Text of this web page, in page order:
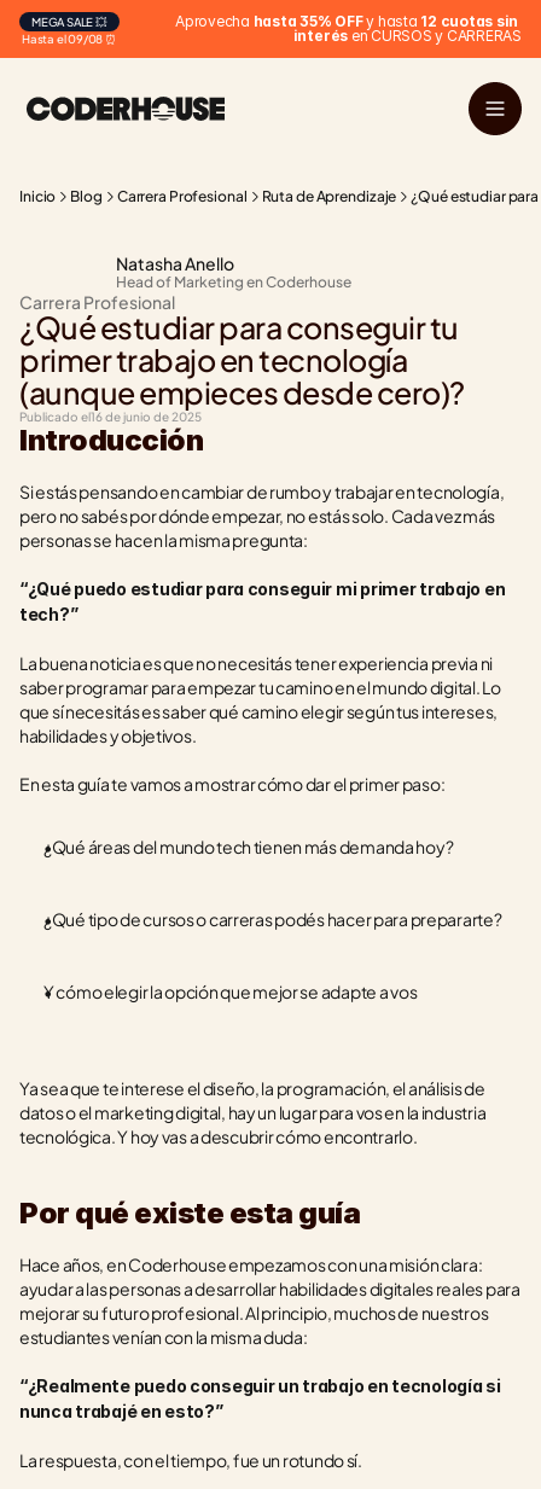
Hasta el 09/08 ⏰
MEGA SALE 💥 Aprovecha hasta 35% OFF y hasta 12 cuotas sin
interés en CURSOS y CARRERAS
Inicio Blog Carrera Profesional Ruta de Aprendizaje ¿Qué estudiar
Natasha Anello
Head of Marketing en Coderhouse
Carrera Profesional
¿Qué estudiar para conseguir tu
primer trabajo en tecnología
(aunque empieces desde cero)?
Publicado el16 de junio de 2025
Introducción
Si estás pensando en cambiar de rumbo y trabajar en tecnología,
pero no sabés por dónde empezar, no estás solo. Cada vez más
personas se hacen la misma pregunta:
“¿Qué puedo estudiar para conseguir mi primer trabajo en
tech?”
La buena noticia es que no necesitás tener experiencia previa ni
saber programar para empezar tu camino en el mundo digital. Lo
que sí necesitás es saber qué camino elegir según tus intereses,
habilidades y objetivos.
En esta guía te vamos a mostrar cómo dar el primer paso:
¿Qué áreas del mundo tech tienen más demanda hoy?
¿Qué tipo de cursos o carreras podés hacer para prepararte?
Y cómo elegir la opción que mejor se adapte a vos
Ya sea que te interese el diseño, la programación, el análisis de
datos o el marketing digital, hay un lugar para vos en la industria
tecnológica. Y hoy vas a descubrir cómo encontrarlo.
Por qué existe esta guía
Hace años, en Coderhouse empezamos con una misión clara:
ayudar a las personas a desarrollar habilidades digitales reales para
mejorar su futuro profesional. Al principio, muchos de nuestros
estudiantes venían con la misma duda:
“¿Realmente puedo conseguir un trabajo en tecnología si
nunca trabajé en esto?”
La respuesta, con el tiempo, fue un rotundo sí.